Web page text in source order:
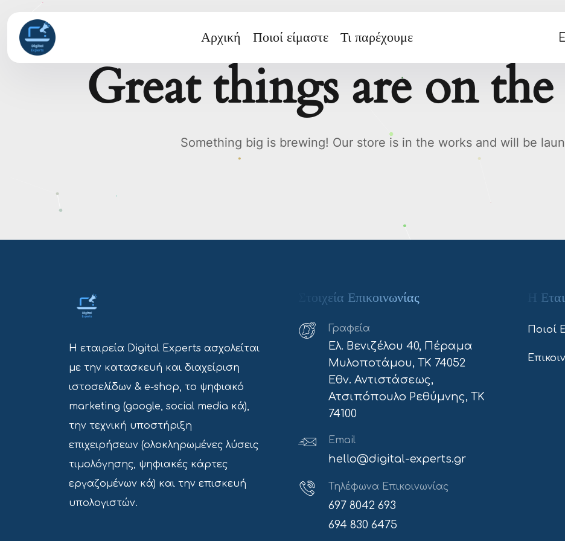
Αρχική Ποιοί είμαστε Τι παρέχουμε
Great things are on
Something big is brewing! Our store is in the works and will be
Η εταιρεία Digital Experts ασχολείται
με την κατασκευή και διαχείριση
ιστοσελίδων & e-shop, το ψηφιακό
marketing (google, social media κά),
την τεχνική υποστήριξη
επιχειρήσεων (ολοκληρωμένες λύσεις
τιμολόγησης, ψηφιακές κάρτες
εργαζομένων κά) και την επισκευή
υπολογιστών.
Στοιχεία Επικοινωνίας
Γραφεία
Ελ. Βενιζέλου 40, Πέραμα
Μυλοποτάμου, ΤΚ 74052
Εθν. Αντιστάσεως,
Ατσιπόπουλο Ρεθύμνης, ΤΚ
74100
Email
hello@digital-experts.gr
Τηλέφωνα Επικοινωνίας
697 8042 693
694 830 6475
Η
Ποιοί